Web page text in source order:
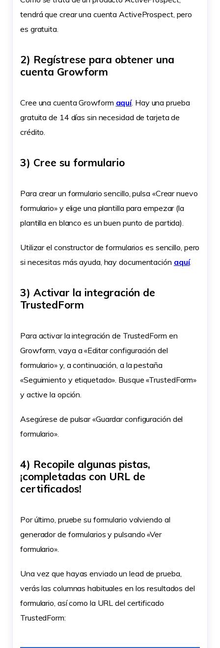
tendrá que crear una cuenta ActiveProspect, pero
es gratuita.
2) Regístrese para obtener una
cuenta Growform
Cree una cuenta Growform aquí. Hay una prueba
gratuita de 14 días sin necesidad de tarjeta de
crédito.
3) Cree su formulario
Para crear un formulario sencillo, pulsa «Crear nuevo
formulario» y elige una plantilla para empezar (la
plantilla en blanco es un buen punto de partida).
Utilizar el constructor de formularios es sencillo, pero
si necesitas más ayuda, hay documentación aquí.
3) Activar la integración de
TrustedForm
Para activar la integración de TrustedForm en
Growform, vaya a «Editar configuración del
formulario» y, a continuación, a la pestaña
«Seguimiento y etiquetado». Busque «TrustedForm»
y active la opción.
Asegúrese de pulsar «Guardar configuración del
formulario».
4) Recopile algunas pistas,
¡completadas con URL de
certificados!
Por último, pruebe su formulario volviendo al
generador de formularios y pulsando «Ver
formulario».
Una vez que hayas enviado un lead de prueba,
verás las columnas habituales en los resultados del
formulario, así como la URL del certificado
TrustedForm: